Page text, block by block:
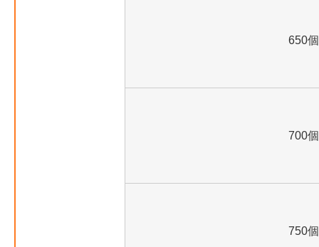
650個
700個
750個